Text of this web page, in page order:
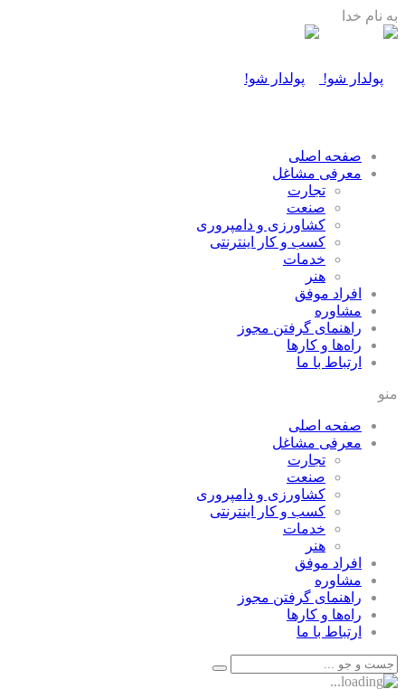
به نام خدا
صفحه اصلی
معرفی مشاغل
تجارت
صنعت
كشاورزی و دامپروری
كسب و كار اينترنتی
خدمات
هنر
افراد موفق
مشاوره
راهنمای گرفتن مجوز
راه‌ها و كارها
ارتباط با ما
منو
صفحه اصلی
معرفی مشاغل
تجارت
صنعت
كشاورزی و دامپروری
كسب و كار اينترنتی
خدمات
هنر
افراد موفق
مشاوره
راهنمای گرفتن مجوز
راه‌ها و كارها
ارتباط با ما